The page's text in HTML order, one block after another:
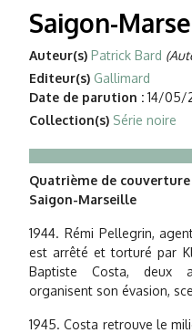
Saigon-
Auteur(s) Patrick Bard
Editeur(s) Gallimard
Date de parution : 14/05/
Collection(s) Série noire
Quatrième de couverture
Saigon-Marseille
1944. Rémi Pellegrin,
est arrêté et torturé par
Baptiste Costa, deux
organisent son évasion,
1945. Costa retrouve le